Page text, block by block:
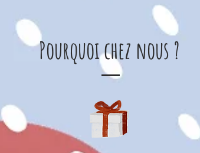
Pourquoi chez nous ?